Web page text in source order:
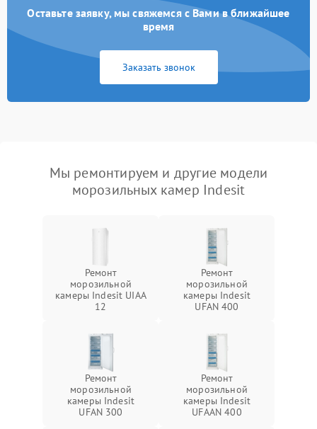
Оставьте заявку, мы свяжемся с Вами в ближайшее
время
Заказать звонок
Мы ремонтируем и другие модели
морозильных камер Indesit
Ремонт
морозильной
камеры Indesit UIAA
12
Ремонт
морозильной
камеры Indesit
UFAN 400
Ремонт
морозильной
камеры Indesit
UFAN 300
Ремонт
морозильной
камеры Indesit
UFAAN 400